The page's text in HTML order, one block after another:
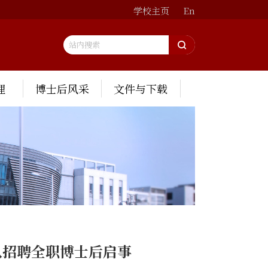
学校主页 En
博士后风采 文件与下载
聘全职博士后启事